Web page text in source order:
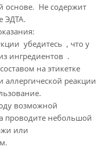
основе. Не содержит
ЭДТА.
убедитесь , что у
ингредиентов .
на этикетке
реакции
возможной
проводите небольшой
или